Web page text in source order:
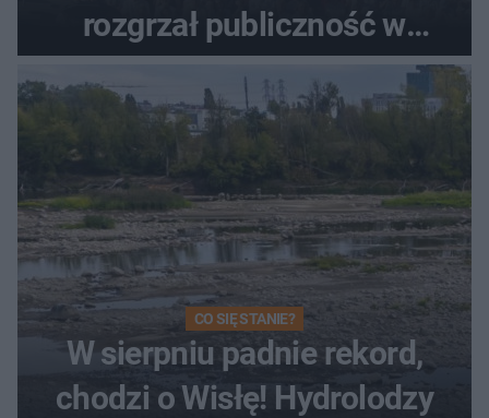
rozgrzał publiczność w
Toruniu
CO SIĘ STANIE?
W sierpniu padnie rekord,
chodzi o Wisłę! Hydrolodzy